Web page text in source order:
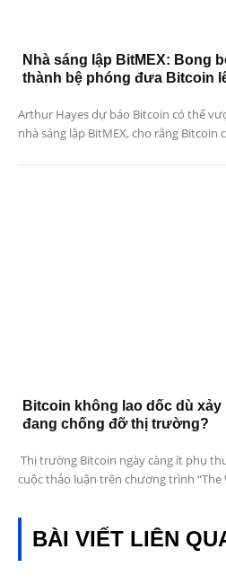
Nhà sáng lập BitMEX: Bong
thành bệ phóng đưa Bitcoin
Arthur Hayes dự báo Bitcoin có thể
nhà sáng lập BitMEX, cho rằng Bitcoin
Bitcoin không lao dốc dù
đang chống đỡ thị trường?
Thị trường Bitcoin ngày càng ít phụ
cuộc thảo luận trên chương trình “The
BÀI VIẾT LIÊN